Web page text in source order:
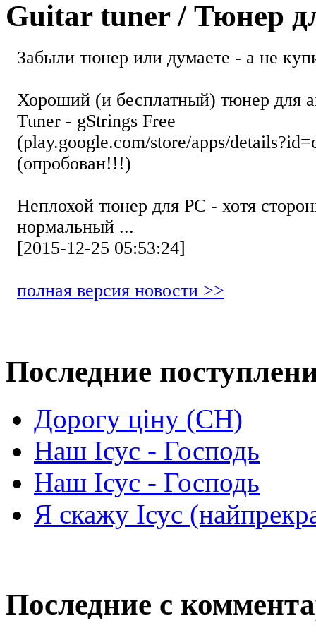
Guitar tuner / Тюнер
Забыли тюнер или думаете - а не
Хороший (и бесплатный) тюнер для
Tuner - gStrings Free
(play.google.com/store/apps/
(опробован!!!)
Неплохой тюнер для РС - хотя
нормальный ...
[2015-12-25 05:53:24]
полная версия новости >>
Последние
Дорогу ціну (СН)
Наш Ісус - Господь
Наш Ісус - Господь
Я скажу Ісус
Последние с